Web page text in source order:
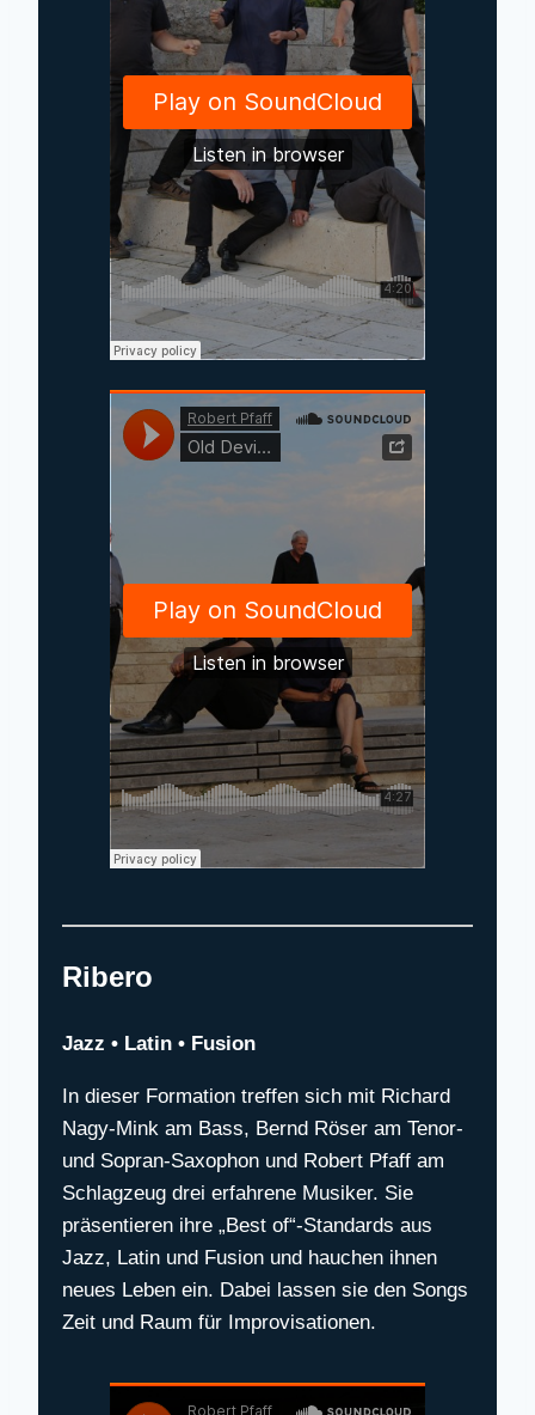
Ribero
Jazz • Latin • Fusion
In dieser Formation treffen sich mit Richard
Nagy-Mink am Bass, Bernd Röser am Tenor-
und Sopran-Saxophon und Robert Pfaff am
Schlagzeug drei erfahrene Musiker. Sie
präsentieren ihre „Best of“-Standards aus
Jazz, Latin und Fusion und hauchen ihnen
neues Leben ein. Dabei lassen sie den Songs
Zeit und Raum für Improvisationen.